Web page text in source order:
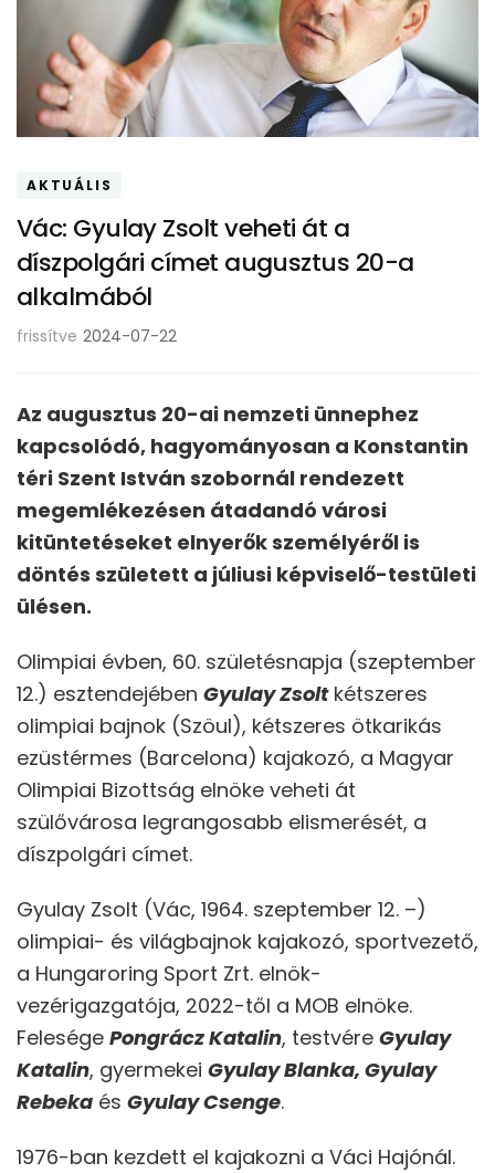
AKTUÁLIS
Vác: Gyulay Zsolt veheti át a
díszpolgári címet augusztus 20-a
alkalmából
frissítve 2024-07-22
Az augusztus 20-ai nemzeti ünnephez
kapcsolódó, hagyományosan a Konstantin
téri Szent István szobornál rendezett
megemlékezésen átadandó városi
kitüntetéseket elnyerők személyéről is
döntés született a júliusi képviselő-testületi
ülésen.
Olimpiai évben, 60. születésnapja (szeptember
12.) esztendejében Gyulay Zsoltkétszeres
olimpiai bajnok (Szöul), kétszeres ötkarikás
ezüstérmes (Barcelona) kajakozó, a Magyar
Olimpiai Bizottság elnöke veheti át
szülővárosa legrangosabb elismerését, a
díszpolgári címet.
Gyulay Zsolt (Vác, 1964. szeptember 12. –)
olimpiai- és világbajnok kajakozó, sportvezető,
a Hungaroring Sport Zrt. elnök-
vezérigazgatója, 2022-től a MOB elnöke.
Felesége Pongrácz Katalin, testvére Gyulay
Katalin, gyermekei Gyulay Blanka, Gyulay
Rebeka és Gyulay Csenge.
1976-ban kezdett el kajakozni a Váci Hajónál.